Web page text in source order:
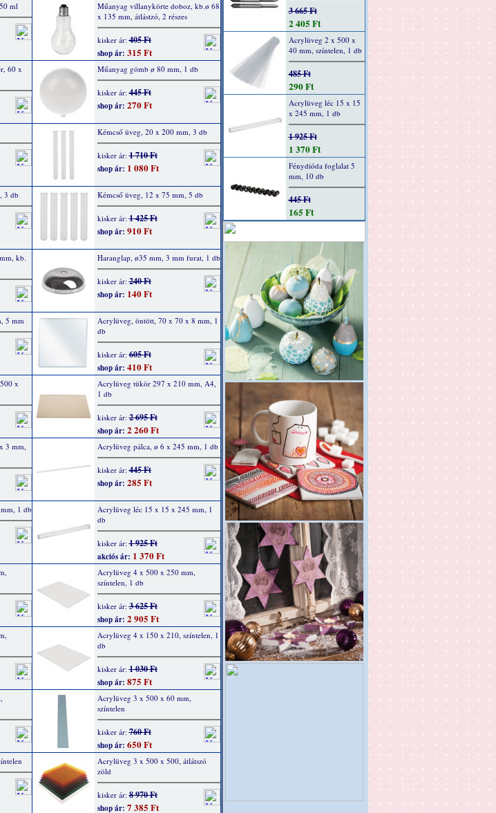
ml
Műanyag villanykörte doboz, kb.ø 68
x 135 mm, átlástzó, 2 részes
kisker ár:405 Ft
shop ár: 315 Ft
60 x
Műanyag gömb ø 80 mm, 1 db
kisker ár:445 Ft
shop ár: 270 Ft
Kémcső üveg, 20 x 200 mm, 3 db
kisker ár:1 710 Ft
shop ár: 1 080 Ft
3 db Kémcső üveg, 12 x 75 mm, 5 db
kisker ár:1 425 Ft
shop ár: 910 Ft
kb.
Haranglap, ø35 mm, 3 mm furat, 1 db
kisker ár:240 Ft
shop ár: 140 Ft
5 mm
Acrylüveg, öntött, 70 x 70 x 8 mm, 1
db
kisker ár:605 Ft
shop ár: 410 Ft
x
Acrylüveg tükör 297 x 210 mm, A4,
1 db
kisker ár:2 695 Ft
shop ár: 2 260 Ft
3 mm,
Acrylüveg pálca, ø 6 x 245 mm, 1 db
kisker ár:445 Ft
shop ár: 285 Ft
1 db
Acrylüveg léc 15 x 15 x 245 mm, 1
db
kisker ár:1 925 Ft
akciós ár: 1 370 Ft
Acrylüveg 4 x 500 x 250 mm,
színtelen, 1 db
kisker ár:3 625 Ft
shop ár: 2 905 Ft
Acrylüveg 4 x 150 x 210, színtelen, 1
db
kisker ár:1 030 Ft
shop ár: 875 Ft
Acrylüveg 3 x 500 x 60 mm,
színtelen
kisker ár:760 Ft
shop ár: 650 Ft
Acrylüveg 3 x 500 x 500, átlátszó
zöld
kisker ár:8 970 Ft
shop ár: 7 385 Ft
3 665 Ft
2 405 Ft
Acrylüveg 2 x 500 x
40 mm, színtelen, 1 db
485 Ft
290 Ft
Acrylüveg léc 15 x 15
x 245 mm, 1 db
1 925 Ft
1 370 Ft
Fénydióda foglalat 5
mm, 10 db
445 Ft
165 Ft